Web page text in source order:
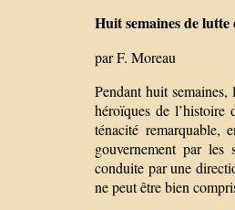
Huit semaines de
par F. Moreau
Pendant huit
héroïques de l’histoire
ténacité remarquable,
gouvernement par les
conduite par une
ne peut être bien